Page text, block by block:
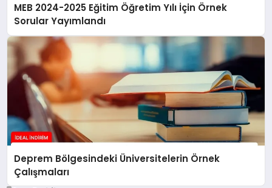
MEB 2024-2025 Eğitim Öğretim Yılı İçin Örnek
Sorular Yayımlandı
Deprem Bölgesindeki Üniversitelerin Örnek
Çalışmaları